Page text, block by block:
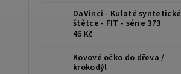
DaVinci - Kulaté syntetické
štětce - FIT - série 373
46 Kč
Kovové očko do dřeva /
krokodýl